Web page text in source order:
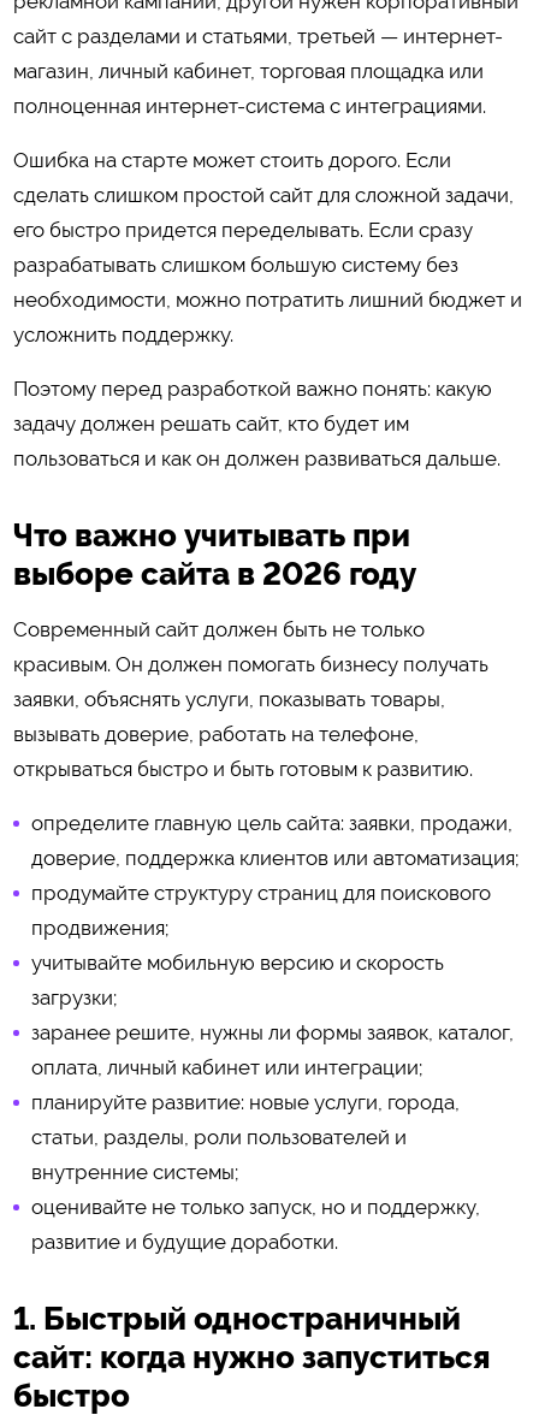
сайт с разделами и статьями, третьей — интернет-
магазин, личный кабинет, торговая площадка или
полноценная интернет-система с интеграциями.
Ошибка на старте может стоить дорого. Если
сделать слишком простой сайт для сложной задачи,
его быстро придется переделывать. Если сразу
разрабатывать слишком большую систему без
необходимости, можно потратить лишний бюджет и
усложнить поддержку.
Поэтому перед разработкой важно понять: какую
задачу должен решать сайт, кто будет им
пользоваться и как он должен развиваться дальше.
Что важно учитывать при
выборе сайта в 2026 году
Современный сайт должен быть не только
красивым. Он должен помогать бизнесу получать
заявки, объяснять услуги, показывать товары,
вызывать доверие, работать на телефоне,
открываться быстро и быть готовым к развитию.
определите главную цель сайта: заявки, продажи,
доверие, поддержка клиентов или автоматизация;
продумайте структуру страниц для поискового
продвижения;
учитывайте мобильную версию и скорость
загрузки;
заранее решите, нужны ли формы заявок, каталог,
оплата, личный кабинет или интеграции;
планируйте развитие: новые услуги, города,
статьи, разделы, роли пользователей и
внутренние системы;
оценивайте не только запуск, но и поддержку,
развитие и будущие доработки.
1. Быстрый одностраничный
сайт: когда нужно запуститься
быстро